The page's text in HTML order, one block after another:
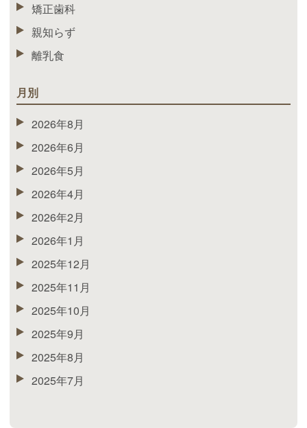
矯正歯科
親知らず
離乳食
月別
2026年8月
2026年6月
2026年5月
2026年4月
2026年2月
2026年1月
2025年12月
2025年11月
2025年10月
2025年9月
2025年8月
2025年7月